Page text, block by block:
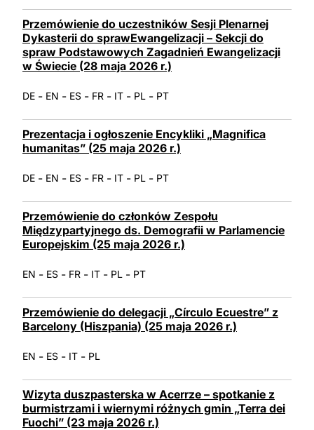
Przemówienie do uczestników Sesji Plenarnej
Dykasterii do sprawEwangelizacji – Sekcji do
spraw Podstawowych Zagadnień Ewangelizacji
w Świecie (28 maja 2026 r.)
DE - EN - ES - FR - IT - PL - PT
Prezentacja i ogłoszenie Encykliki „Magnifica
humanitas” (25 maja 2026 r.)
DE - EN - ES - FR - IT - PL - PT
Przemówienie do członków Zespołu
Międzypartyjnego ds. Demografii w Parlamencie
Europejskim (25 maja 2026 r.)
EN - ES - FR - IT - PL - PT
Przemówienie do delegacji „Círculo Ecuestre” z
Barcelony (Hiszpania) (25 maja 2026 r.)
EN - ES - IT - PL
Wizyta duszpasterska w Acerrze – spotkanie z
burmistrzami i wiernymi różnych gmin „Terra dei
Fuochi” (23 maja 2026 r.)